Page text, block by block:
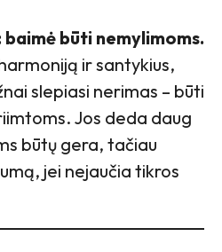
būti nemylimoms.
ir santykius,
slepiasi nerimas – būti
Jos deda daug
būtų gera, tačiau
jei nejaučia tikros